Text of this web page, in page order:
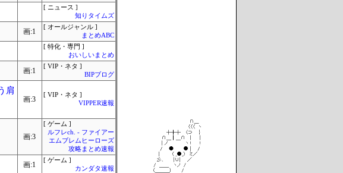
[ ニュース ]
知りタイムズ
画:1
[ オールジャンル ]
まとめABC
[ 特化・専門 ]
おいしいまとめ
画:1
[ VIP・ネタ ]
BIPブログ
肩
画:3
[ VIP・ネタ ]
VIPPER速報
画:3
[ ゲーム ]
ルフレch. - ファイアー
エムブレムヒーローズ
攻略まとめ速報
画:1
[ ゲーム ]
カンダタ速報